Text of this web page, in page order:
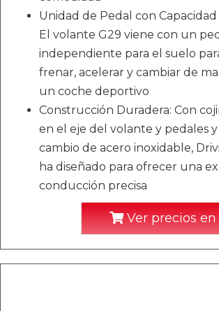
Unidad de Pedal con
El volante G29 viene con un
independiente para el suelo
frenar, acelerar y cambiar de
un coche deportivo
Construcción Duradera: Con
en el eje del volante y pedales
cambio de acero inoxidable,
ha diseñado para ofrecer una
conducción precisa
Ver precios